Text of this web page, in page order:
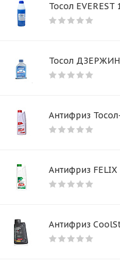
Тосол EVEREST
Тосол
Антифриз
Антифриз FELIX
Антифриз